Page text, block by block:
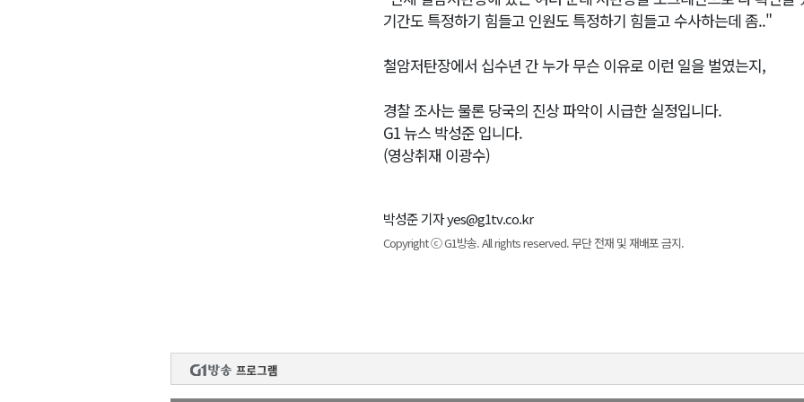
기간도 특정하기 힘들고 인원도 특정하기 힘들고 수사하는데 좀.."
철암저탄장에서 십수년 간 누가 무슨 이유로 이런 일을 벌였는지,
경찰 조사는 물론 당국의 진상 파악이 시급한 실정입니다.
G1 뉴스 박성준 입니다.
(영상취재 이광수)
박성준 기자 yes@g1tv.co.kr
Copyright ⓒ G1방송. All rights reserved. 무단 전재 및 재배포 금지.